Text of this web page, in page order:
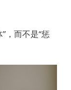
，而不是“惩